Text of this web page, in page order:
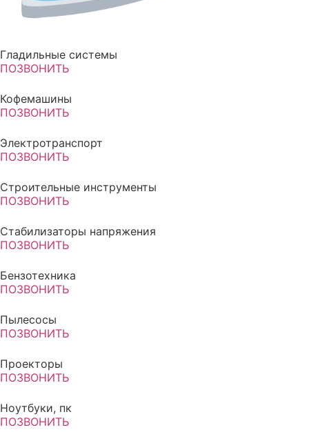
Гладильные системы
ПОЗВОНИТЬ
Кофемашины
ПОЗВОНИТЬ
Электротранспорт
ПОЗВОНИТЬ
Строительные инструменты
ПОЗВОНИТЬ
Стабилизаторы напряжения
ПОЗВОНИТЬ
Бензотехника
ПОЗВОНИТЬ
Пылесосы
ПОЗВОНИТЬ
Проекторы
ПОЗВОНИТЬ
Ноутбуки, пк
ПОЗВОНИТЬ